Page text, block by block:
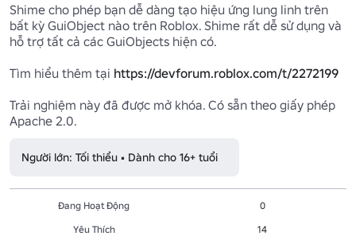
Shime cho phép bạn dễ dàng tạo hiệu ứng lung linh trên
bất kỳ GuiObject nào trên Roblox. Shime rất dễ sử dụng và
hỗ trợ tất cả các GuiObjects hiện có.
Tìm hiểu thêm tại https://devforum.roblox.com/t/2272199
Trải nghiệm này đã được mở khóa. Có sẵn theo giấy phép
Apache 2.0.
Người lớn: Tối thiểu • Dành cho 16+ tuổi
Đang Hoạt Động
0
Yêu Thích
14